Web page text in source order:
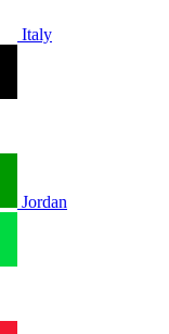
Italy
Jordan